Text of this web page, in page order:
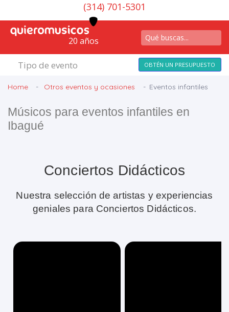
(314) 701-5301
20 años
Tipo de evento OBTÉN UN PRESUPUESTO
Home Otros eventos y ocasiones Eventos infantiles
Músicos para eventos infantiles en
Ibagué
Conciertos Didácticos
Nuestra selección de artistas y experiencias
geniales para Conciertos Didácticos.